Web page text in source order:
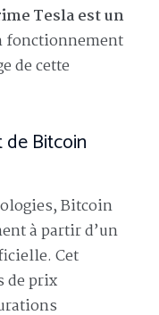
Tesla est un
fonctionnement
de cette
Bitcoin
Bitcoin
à partir d’un
Cet
de prix